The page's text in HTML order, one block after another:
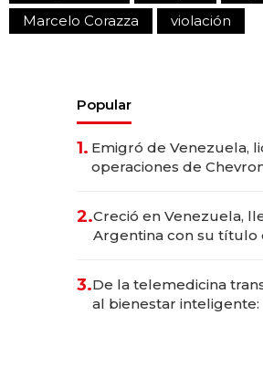
Marcelo Corazza
violación
Popular
1. Emigró de Venezuela,
operaciones de
2.Creció en Venezuela,
Argentina con su título
las marcas "fast
3.De la telemedicina
al bienestar inteligente: